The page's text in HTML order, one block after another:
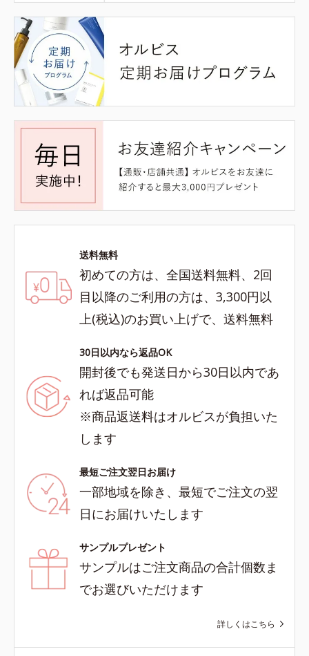
送料無料
初めての方は、全国送料無料、2回
目以降のご利用の方は、3,300円以
上(税込)のお買い上げで、送料無料
30日以内なら返品OK
開封後でも発送日から30日以内であ
れば返品可能
※商品返送料はオルビスが負担いた
します
最短ご注文翌日お届け
一部地域を除き、最短でご注文の翌
日にお届けいたします
サンプルプレゼント
サンプルはご注文商品の合計個数ま
でお選びいただけます
詳しくはこちら